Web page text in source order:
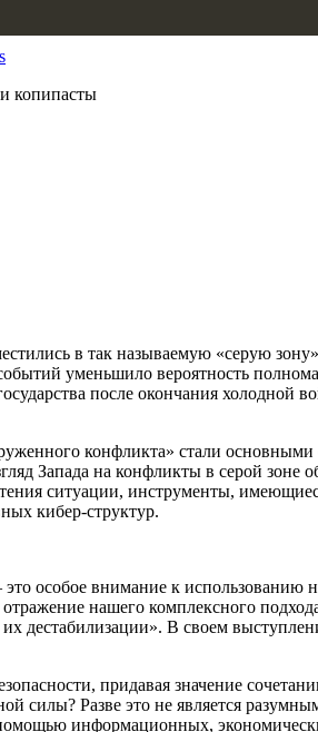
копипасты
в так называемую «серую
уменьшило вероятность
после окончания холодной
конфликта» стали
Запада на конфликты в серой зоне
ситуации, инструменты,
кибер-структур.
особое внимание к
нашего комплексного
дестабилизации». В своем
придавая значение
Разве это не является
информационных,